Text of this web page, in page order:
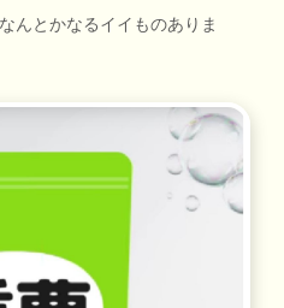
んとかなるイイものありま